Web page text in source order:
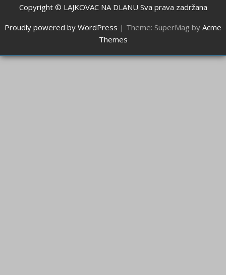
Copyright © LAJKOVAC NA DLANU Sva prava zadržana
Proudly powered by WordPress | Theme: SuperMag by Acme
Themes